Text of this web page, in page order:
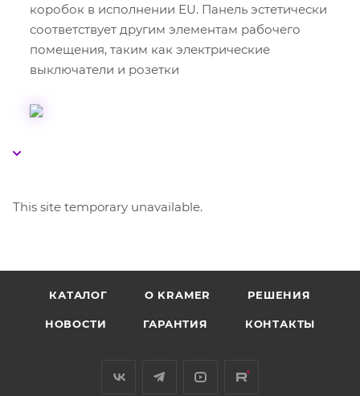
коробок в исполнении EU. Панель эстетически
соответствует другим элементам рабочего
помещения, таким как электрические
выключатели и розетки
This site temporary unavailable.
КАТАЛОГ O KRAMER РЕШЕНИЯ
НОВОСТИ ГАРАНТИЯ КОНТАКТЫ